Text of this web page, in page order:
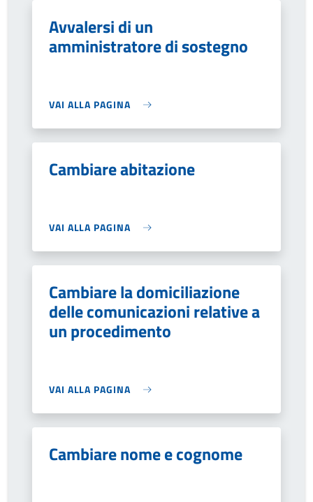
Avvalersi di un
amministratore di sostegno
VAI ALLA PAGINA
Cambiare abitazione
VAI ALLA PAGINA
Cambiare la domiciliazione
delle comunicazioni relative a
un procedimento
VAI ALLA PAGINA
Cambiare nome e cognome